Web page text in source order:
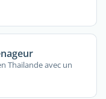
Thailande avec un